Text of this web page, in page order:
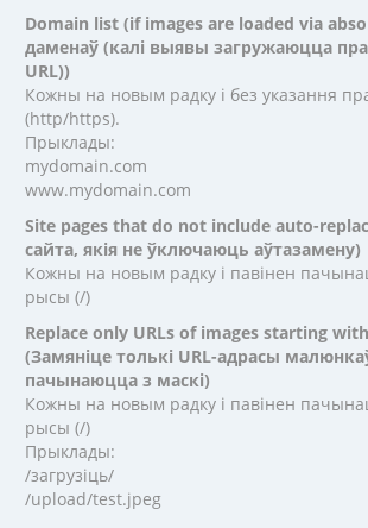
Domain list (if images are loaded via
даменаў (калі выявы загружаюцца
URL))
Кожны на новым радку і без указання
(http/https).
Прыклады:
mydomain.com
www.mydomain.com
Site pages that do not include auto-
сайта, якія не ўключаюць аўтазамену)
Кожны на новым радку і павінен
рысы (/)
Replace only URLs of images starting
(Замяніце толькі URL-адрасы
пачынаюцца з маскі)
Кожны на новым радку і павінен
рысы (/)
Прыклады:
/загрузіць/
/upload/test.jpeg